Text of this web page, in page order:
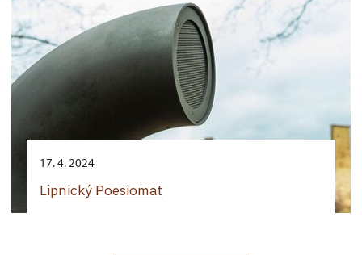
17. 4. 2024
Lipnický Poesiomat